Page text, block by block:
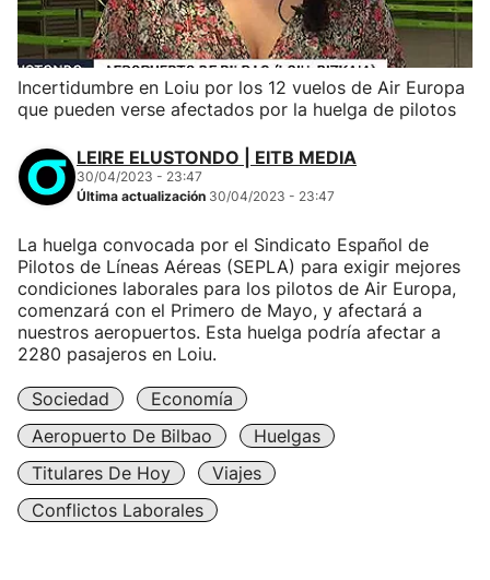
Incertidumbre en Loiu por los 12 vuelos de Air Europa
que pueden verse afectados por la huelga de pilotos
LEIRE ELUSTONDO | EITB MEDIA
30/04/2023 - 23:47
Última actualización 30/04/2023 - 23:47
La huelga convocada por el Sindicato Español de
Pilotos de Líneas Aéreas (SEPLA) para exigir mejores
condiciones laborales para los pilotos de Air Europa,
comenzará con el Primero de Mayo, y afectará a
nuestros aeropuertos. Esta huelga podría afectar a
2280 pasajeros en Loiu.
Sociedad
Economía
Aeropuerto De Bilbao
Huelgas
Titulares De Hoy
Viajes
Conflictos Laborales